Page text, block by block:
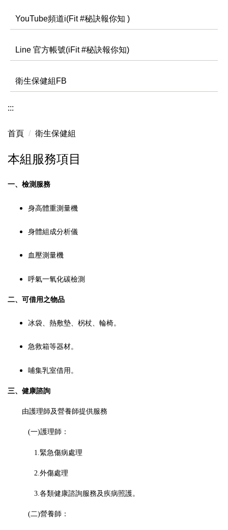
YouTube頻道i(Fit #秘訣報你知 )
Line 官方帳號(iFit #秘訣報你知)
衛生保健組FB
:::
首頁 衛生保健組
本組服務項目
一、檢測服務
身高體重測量機
身體組成分析儀
血壓測量機
呼氣一氧化碳檢測
二、可借用之物品
冰袋、熱敷墊、柺杖、輪椅。
急救箱等器材。
哺集乳室借用。
三、健康諮詢
由護理師及營養師提供服務
(一)護理師：
1.緊急傷病處理
2.外傷處理
3.各類健康諮詢服務及疾病照護。
(二)營養師：